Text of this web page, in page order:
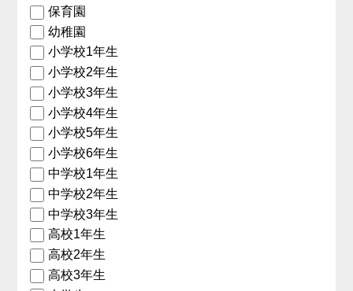
保育園
幼稚園
小学校1年生
小学校2年生
小学校3年生
小学校4年生
小学校5年生
小学校6年生
中学校1年生
中学校2年生
中学校3年生
高校1年生
高校2年生
高校3年生